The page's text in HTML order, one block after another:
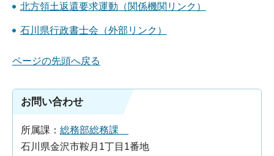
北方領土返還要求運動（関係機関リンク）
石川県行政書士会（外部リンク）
ページの先頭へ戻る
お問い合わせ
所属課： 総務部総務課
石川県金沢市鞍月1丁目1番地